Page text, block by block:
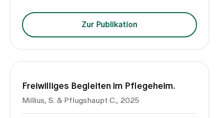
Zur Publikation
Freiwilliges Begleiten im Pflegeheim.
Millius, S. & Pflugshaupt C., 2025